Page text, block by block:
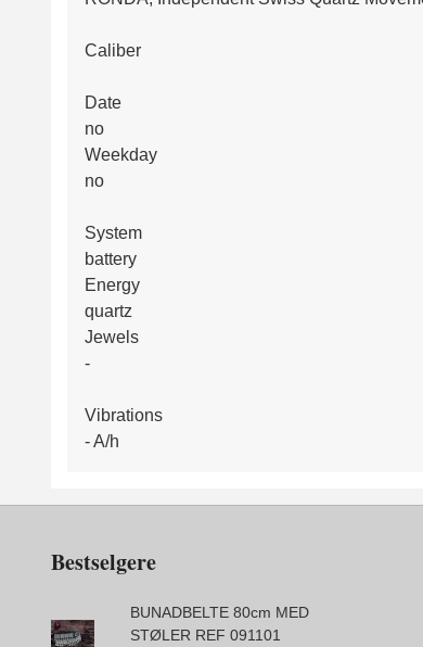
Caliber
Date
no
Weekday
no
System
battery
Energy
quartz
Jewels
-
Vibrations
- A/h
Bestselgere
BUNADBELTE 80cm MED
STØLER REF 091101